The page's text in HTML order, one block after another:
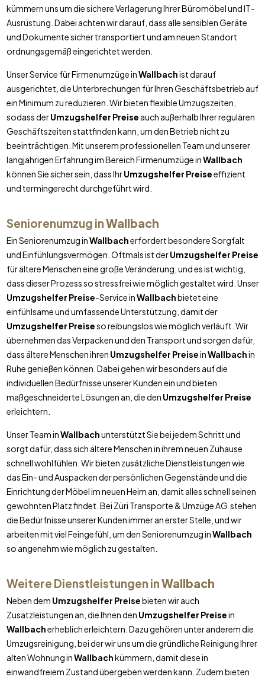
kümmern uns um die sichere Verlagerung Ihrer Büromöbel und IT-
Ausrüstung. Dabei achten wir darauf, dass alle sensiblen Geräte
und Dokumente sicher transportiert und am neuen Standort
ordnungsgemäß eingerichtet werden.
Unser Service für Firmenumzüge inWallbachist darauf
ausgerichtet, die Unterbrechungen für Ihren Geschäftsbetrieb auf
ein Minimum zu reduzieren. Wir bieten flexible Umzugszeiten,
sodass derUmzugshelfer Preise auch außerhalb Ihrer regulären
Geschäftszeiten stattfinden kann, um den Betrieb nicht zu
beeinträchtigen. Mit unserem professionellen Team und unserer
langjährigen Erfahrung im Bereich Firmenumzüge inWallbach
können Sie sicher sein, dass IhrUmzugshelfer Preiseeffizient
und termingerecht durchgeführt wird.
Seniorenumzug inWallbach
Ein Seniorenumzug inWallbacherfordert besondere Sorgfalt
und Einfühlungsvermögen. Oftmals ist derUmzugshelfer Preise
für ältere Menschen eine große Veränderung, und es ist wichtig,
dass dieser Prozess so stressfrei wie möglich gestaltet wird. Unser
Umzugshelfer Preise-Service inWallbachbietet eine
einfühlsame und umfassende Unterstützung, damit der
Umzugshelfer Preiseso reibungslos wie möglich verläuft. Wir
übernehmen das Verpacken und den Transport und sorgen dafür,
dass ältere Menschen ihren Umzugshelfer PreiseinWallbachin
Ruhe genießen können. Dabei gehen wir besonders auf die
individuellen Bedürfnisse unserer Kunden ein und bieten
maßgeschneiderte Lösungen an, die den Umzugshelfer Preise
erleichtern.
Unser Team inWallbachunterstützt Sie bei jedem Schritt und
sorgt dafür, dass sich ältere Menschen in ihrem neuen Zuhause
schnell wohlfühlen. Wir bieten zusätzliche Dienstleistungen wie
das Ein- und Auspacken der persönlichen Gegenstände und die
Einrichtung der Möbel im neuen Heim an, damit alles schnell seinen
gewohnten Platz findet. Bei Züri Transporte & Umzüge AG stehen
die Bedürfnisse unserer Kunden immer an erster Stelle, und wir
arbeiten mit viel Feingefühl, um den Seniorenumzug inWallbach
so angenehm wie möglich zu gestalten.
Weitere Dienstleistungen inWallbach
Neben dem Umzugshelfer Preisebieten wir auch
Zusatzleistungen an, die Ihnen den Umzugshelfer Preisein
Wallbacherheblich erleichtern. Dazu gehören unter anderem die
Umzugsreinigung, bei der wir uns um die gründliche Reinigung Ihrer
alten Wohnung inWallbachkümmern, damit diese in
einwandfreiem Zustand übergeben werden kann. Zudem bieten